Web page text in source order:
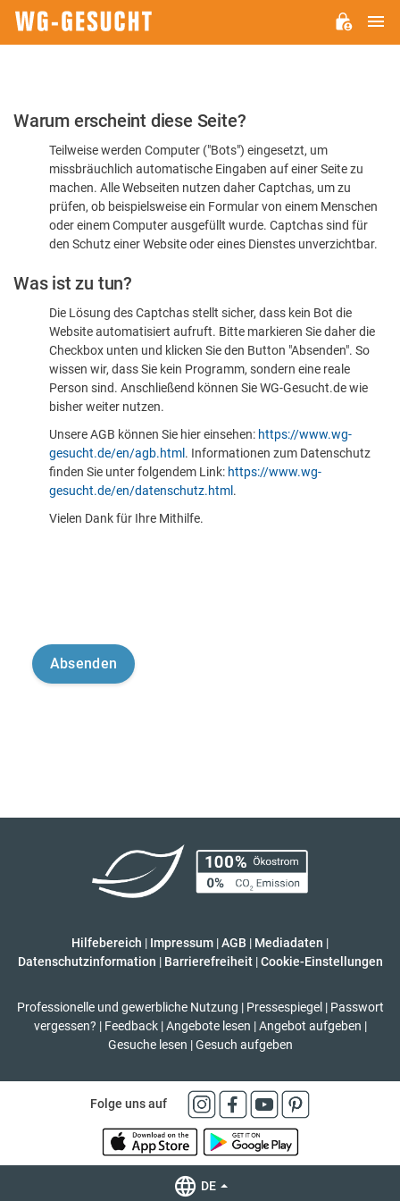
Bitte
dass
sind
Warum erscheint diese Seite?
Teilweise werden Computer ("Bots") eingesetzt, um
missbräuchlich automatische Eingaben auf einer Seite zu
machen. Alle Webseiten nutzen daher Captchas, um zu
prüfen, ob beispielsweise ein Formular von einem Menschen
oder einem Computer ausgefüllt wurde. Captchas sind für
den Schutz einer Website oder eines Dienstes unverzichtbar.
Was ist zu tun?
Die Lösung des Captchas stellt sicher, dass kein Bot die
Website automatisiert aufruft. Bitte markieren Sie daher die
Checkbox unten und klicken Sie den Button "Absenden". So
wissen wir, dass Sie kein Programm, sondern eine reale
Person sind. Anschließend können Sie WG-Gesucht.de wie
bisher weiter nutzen.
Unsere AGB können Sie hier einsehen: https://www.wg-
gesucht.de/en/agb.html . Informationen zum Datenschutz
finden Sie unter folgendem Link: https://www.wg-
gesucht.de/en/datenschutz.html .
Vielen Dank für Ihre Mithilfe.
Hilfebereich | Impressum |AGB | Mediadaten |
Datenschutzinformation | Barrierefreiheit | Cookie-Einstellungen
Professionelle und gewerbliche Nutzung | Pressespiegel | Passwort
vergessen? | Feedback | Angebote lesen | Angebot aufgeben |
Gesuche lesen | Gesuch aufgeben
Folge uns auf
DE